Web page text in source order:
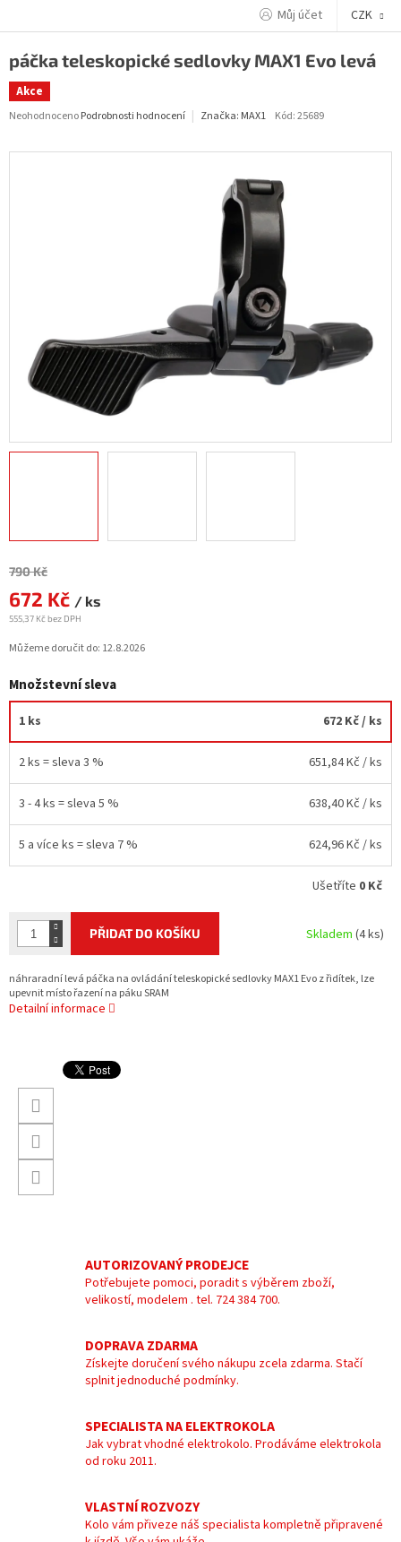
Můj účet CZK
páčka teleskopické sedlovky MAX1 Evo levá
Akce
Průměrné
NeohodnocenoPodrobnosti hodnocení Značka: MAX1 Kód:25689
790 Kč
672 Kč / ks
555,37 Kč bez DPH
Měrná
Můžeme doručit do: 12.8.2026
Množstevní sleva
1 ks 672 Kč/ ks
2 ks = sleva 3 % 651,84 Kč / ks
3 - 4 ks = sleva 5 % 638,40 Kč / ks
5 a více ks = sleva 7 % 624,96 Kč / ks
Ušetříte 0 Kč
PŘIDAT DO KOŠÍKU Skladem(4 ks)
náhraradní levá páčka na ovládání teleskopické sedlovky MAX1 Evo z řidítek, lze
upevnit místo řazení na páku SRAM
Detailní informace
AUTORIZOVANÝ PRODEJCE
Potřebujete pomoci, poradit s výběrem zboží,
velikostí, modelem . tel. 724 384 700.
DOPRAVA ZDARMA
Získejte doručení svého nákupu zcela zdarma. Stačí
splnit jednoduché podmínky.
SPECIALISTA NA ELEKTROKOLA
Jak vybrat vhodné elektrokolo. Prodáváme elektrokola
od roku 2011.
VLASTNÍ ROZVOZY
Kolo vám přiveze náš specialista kompletně připravené